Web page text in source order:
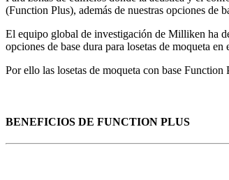
(Function Plus), además de nuestras opciones de
El equipo global de investigación de Milliken ha
opciones de base dura para losetas de moqueta en
Por ello las losetas de moqueta con base
BENEFICIOS DE FUNCTION PLUS